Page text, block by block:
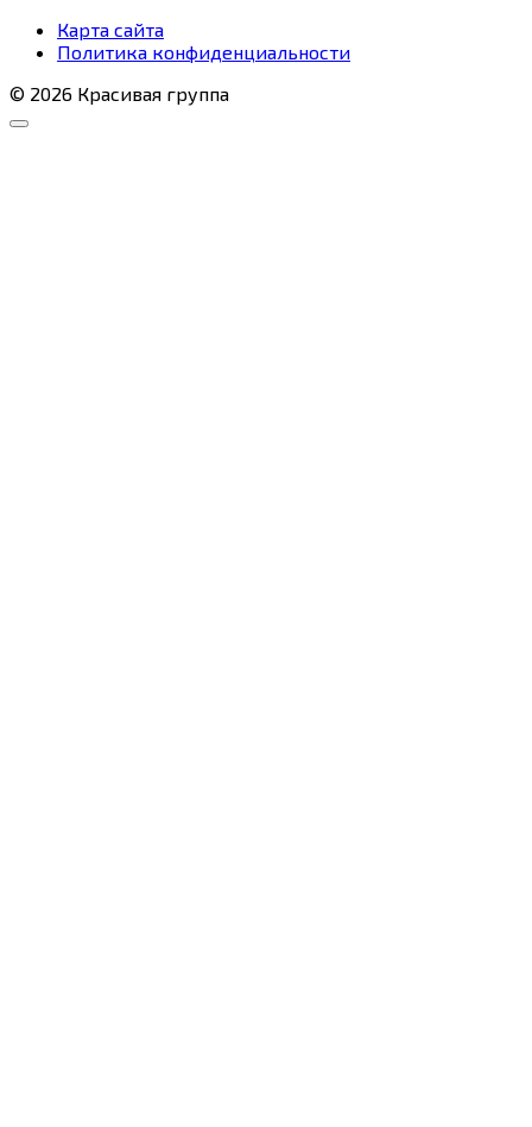
Карта сайта
Политика конфиденциальности
© 2026 Красивая группа